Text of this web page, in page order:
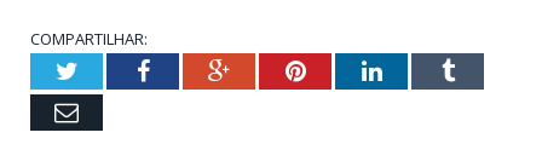
COMPARTILHAR:
TwitterFacebookGoogle+PinterestLinkedInTumblr
Email